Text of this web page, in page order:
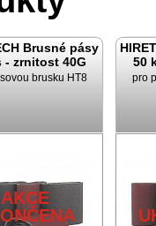
Brusné pásy
- zrnitost 40G
brusku HT8
AKCE
50
pro